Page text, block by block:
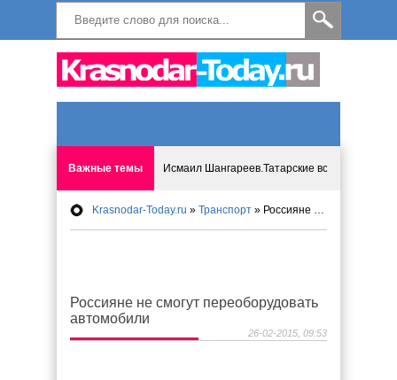
Важные темы Исмаил Шангареев.Татарские встречи на
Программа «Мир без слёз» впервые в Анапе:
Исмагил Шангареев. В поисках внутренней
Krasnodar-Today.ru » Транспорт » Россияне не смогут переоборудовать автомобили
Россияне не смогут переоборудовать
автомобили
26-02-2015, 09:53